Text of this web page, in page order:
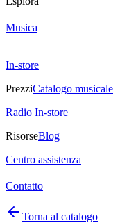
Musica
In-store
PrezziCatalogo musicale
Radio In-store
RisorseBlog
Centro assistenza
Contatto
Torna al catalogo